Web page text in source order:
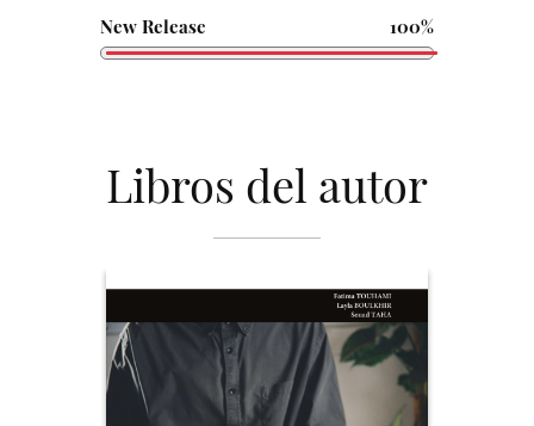
New Release 100%
Libros del autor